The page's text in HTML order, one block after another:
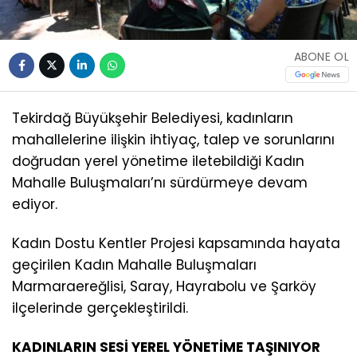
ABONE OL
Tekirdağ Büyükşehir Belediyesi, kadınların
mahallelerine ilişkin ihtiyaç, talep ve sorunlarını
doğrudan yerel yönetime iletebildiği Kadın
Mahalle Buluşmaları’nı sürdürmeye devam
ediyor.
Kadın Dostu Kentler Projesi kapsamında hayata
geçirilen Kadın Mahalle Buluşmaları
Marmaraereğlisi, Saray, Hayrabolu ve Şarköy
ilçelerinde gerçekleştirildi.
KADINLARIN SESİ YEREL YÖNETİME TAŞINIYOR